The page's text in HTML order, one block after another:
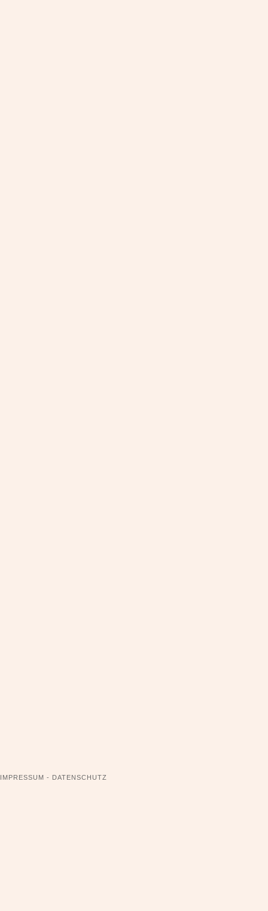
NAVIGATION
ÜBERSPRINGEN
IMPRESSUM - DATENSCHUTZ